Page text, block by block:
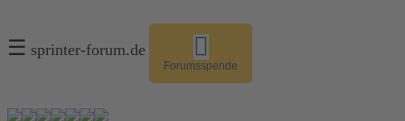
☰ sprinter-forum.de
Forumsspende